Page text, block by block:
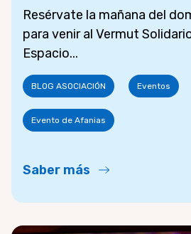
Resérvate la mañana del
para venir al Vermut
Espacio...
BLOG ASOCIACIÓN Eventos
Evento de Afanias
Saber más